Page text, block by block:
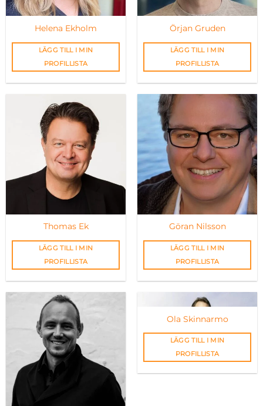
Helena Ekholm
LÄGG TILL I MIN
PROFILLISTA
Örjan Gruden
LÄGG TILL I MIN
PROFILLISTA
Thomas Ek
LÄGG TILL I MIN
PROFILLISTA
Göran Nilsson
LÄGG TILL I MIN
PROFILLISTA
Ola Skinnarmo
LÄGG TILL I MIN
PROFILLISTA